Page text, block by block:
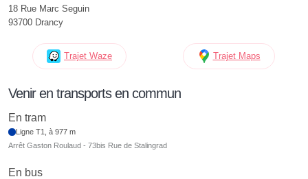
18 Rue Marc Seguin
93700 Drancy
Trajet Waze Trajet Maps
Venir en transports en commun
En tram
Ligne T1, à 977 m
Arrêt Gaston Roulaud - 73bis Rue de Stalingrad
En bus